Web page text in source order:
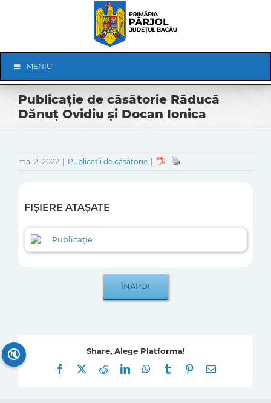
Navigation
MENIU
Publicație de căsătorie Răducă
Dănuț Ovidiu și Docan Ionica
mai 2, 2022 Publicații de căsătorie
FIȘIERE ATAȘATE
Publicație
Share, Alege Platforma!
Facebook
RedditLinkedInWhatsApp
Tumblr Pinterest
E-
🔇